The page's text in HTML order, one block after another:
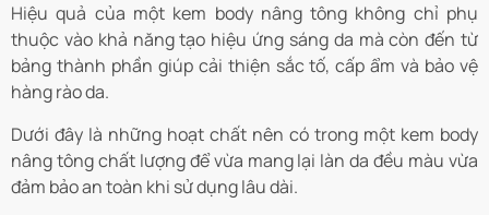
Hiệu quả của một kem body nâng tông không chỉ phụ
thuộc vào khả năng tạo hiệu ứng sáng da mà còn đến từ
bảng thành phần giúp cải thiện sắc tố, cấp ẩm và bảo vệ
hàng rào da.
Dưới đây là những hoạt chất nên có trong một kem body
nâng tông chất lượng để vừa mang lại làn da đều màu vừa
đảm bảo an toàn khi sử dụng lâu dài.